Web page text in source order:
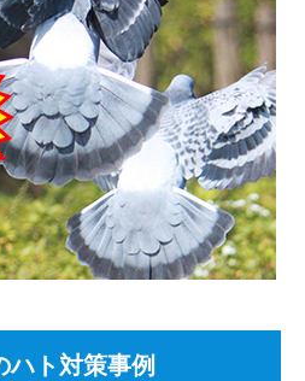
ハト対策事例